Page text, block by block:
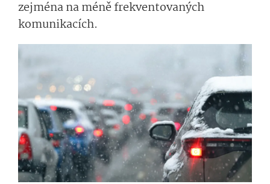
zejména na méně frekventovaných
komunikacích.